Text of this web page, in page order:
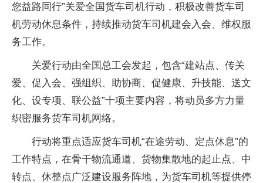
您益路同行”关爱全国货车司机行动，积极改善货车司
机劳动休息条件，持续推动货车司机建会入会、维权服
务工作。
关爱行动由全国总工会发起，包含“建站点、传关
爱、促入会、强组织、助协商、促健康、升技能、送文
化、设专项、联公益”十项主要内容，将动员多方力量
织密服务货车司机网络。
行动将重点适应货车司机“在途劳动、定点休息”的
工作特点，在骨干物流通道、货物集散地的起止点、中
转点、休整点广泛建设服务阵地，为货车司机等提供停